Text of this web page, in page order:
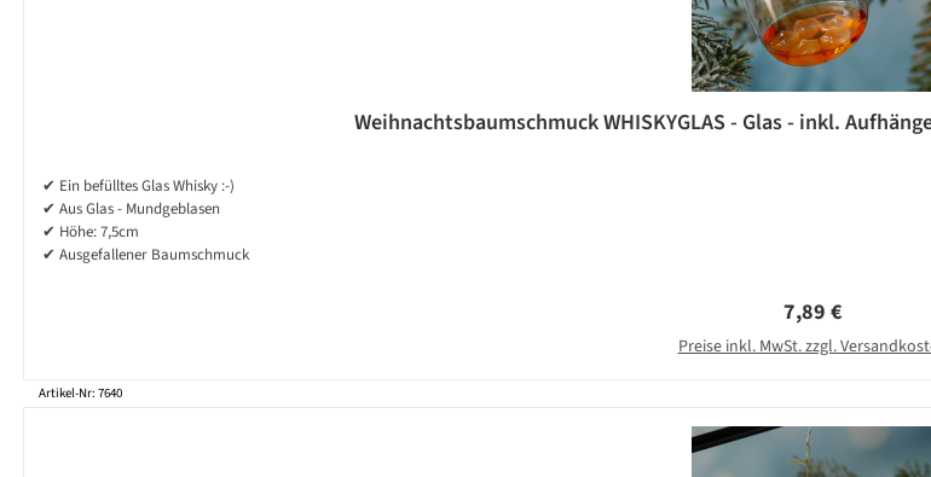
Weihnachtsbaumschmuck WHISKYGLAS - Glas - inkl.
✔ Ein befülltes Glas Whisky :-)
✔ Aus Glas - Mundgeblasen
✔ Höhe: 7,5cm
✔ Ausgefallener Baumschmuck
Regulärer Preis:
7,89 €
Preise inkl. MwSt. zzgl.
Artikel-Nr: 7640